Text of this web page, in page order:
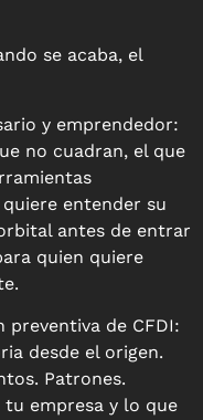
se acaba, el
y emprendedor:
no cuadran, el que
entender su
antes de entrar
quien quiere
de CFDI:
desde el origen.
Patrones.
empresa y lo que